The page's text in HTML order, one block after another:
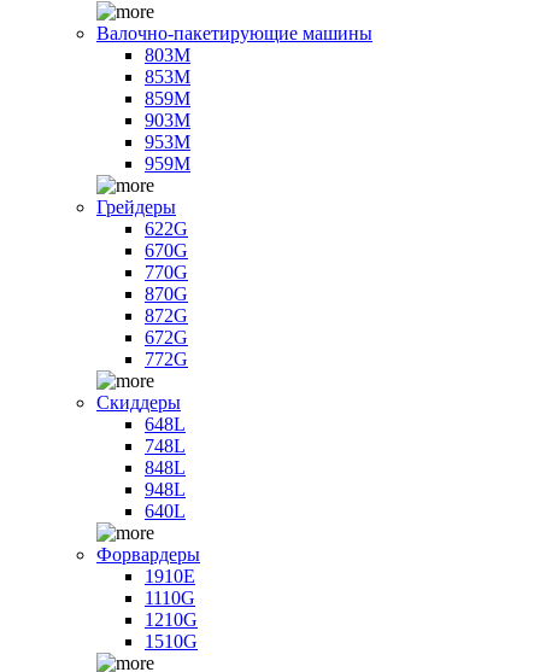
Валочно-пакетирующие машины
803M
853M
859M
903M
953M
959M
Грейдеры
622G
670G
770G
870G
872G
672G
772G
Скиддеры
648L
748L
848L
948L
640L
Форвардеры
1910E
1110G
1210G
1510G